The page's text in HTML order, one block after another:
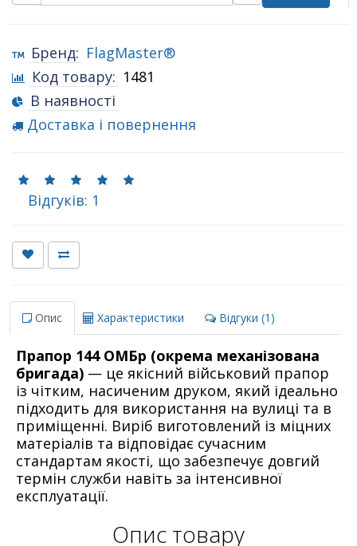
Бренд: FlagMaster®
Код товару: 1481
В наявності
Доставка і повернення
Відгуків: 1
Опис Характеристики Відгуки (1)
Прапор 144 ОМБр (окрема механізована
бригада) — це якісний військовий прапор
із чітким, насиченим друком, який ідеально
підходить для використання на вулиці та в
приміщенні. Виріб виготовлений із міцних
матеріалів та відповідає сучасним
стандартам якості, що забезпечує довгий
термін служби навіть за інтенсивної
експлуатації.
Опис товару